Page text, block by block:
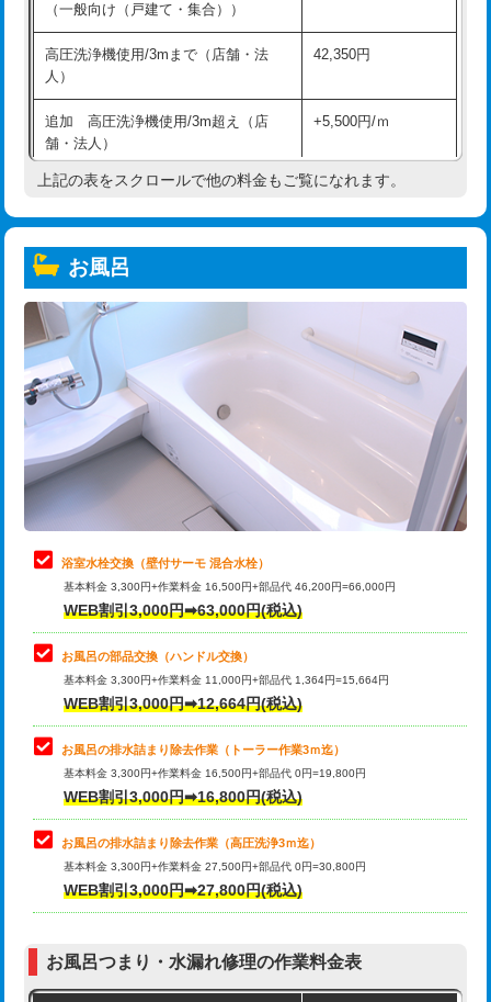
（一般向け（戸建て・集合））
高圧洗浄機使用/3mまで（店舗・法
人）
42,350円
追加 高圧洗浄機使用/3m超え（店
舗・法人）
+5,500円/ｍ
高度高圧洗浄換 現地調査
トーラー機使用/3mまで
追加トーラー機使用/3m超え
カメラ調査 33,000円
桝清掃 8,800円
止水・漏水調査・防水処理・清掃・修
理・調整・分解・加工など（軽作業）
止水・漏水調査・防水処理・清掃・修
理・調整・分解・加工など（中作業）
22,000円
止水・漏水調査・防水処理・清掃・修
理・調整・分解・加工など（重作業）
33,000円
トイレタンク脱着
トイレ便器脱着
タンクレストイレ脱着 33,000円
小便器トイレ脱着
その他部品の脱着 8,800円～
交換・取付（タンク）
交換・取付（普通便座） 11,000円+材料費
上記の表をスクロールで他の料金もご覧になれます。
お風呂
浴室水栓交換（壁付サーモ 混合水栓）
基本料金 3,300円+作業料金 16,500円+部品代 46,200円=66,000円
WEB割引3,000円➡63,000円(税込)
お風呂の部品交換（ハンドル交換）
基本料金 3,300円+作業料金 11,000円+部品代 1,364円=15,664円
WEB割引3,000円➡12,664円(税込)
お風呂の排水詰まり除去作業（トーラー作業3ｍ迄）
基本料金 3,300円+作業料金 16,500円+部品代 0円=19,800円
WEB割引3,000円➡16,800円(税込)
お風呂の排水詰まり除去作業（高圧洗浄3ｍ迄）
基本料金 3,300円+作業料金 27,500円+部品代 0円=30,800円
WEB割引3,000円➡27,800円(税込)
お風呂つまり・水漏れ修理の作業料金表